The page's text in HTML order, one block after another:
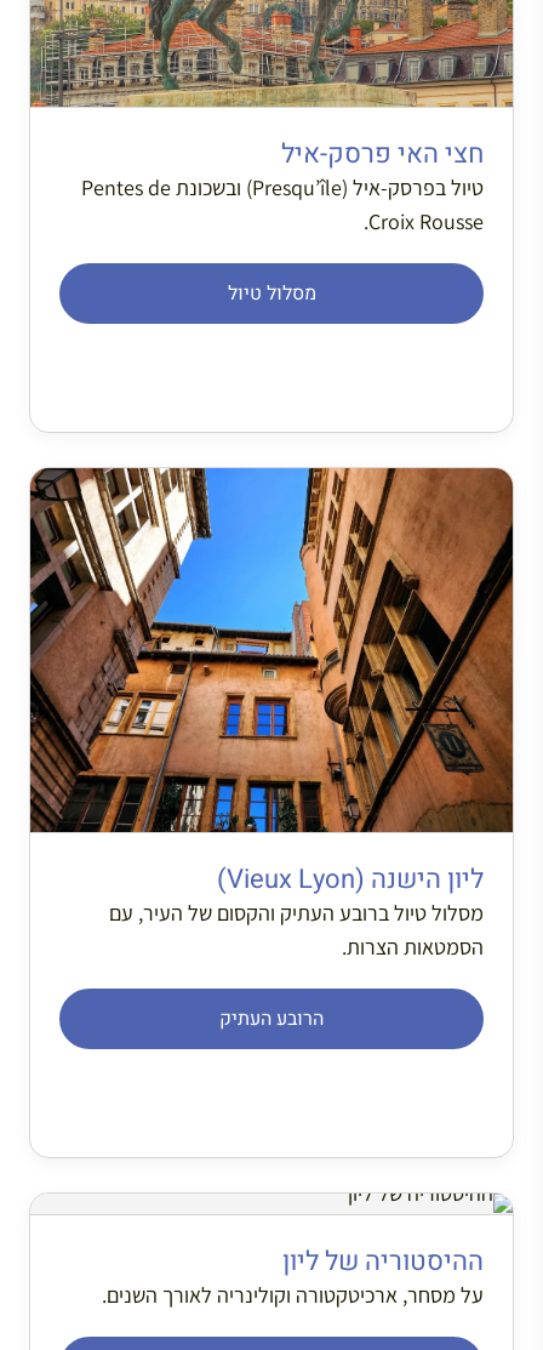
חצי האי פרסק-איל
טיול בפרסק-איל (Presqu’île) ובשכונת Pentes de
Croix Rousse.
מסלול טיול
ליון הישנה (Vieux Lyon)
מסלול טיול ברובע העתיק והקסום של העיר, עם
הסמטאות הצרות.
הרובע העתיק
ההיסטוריה של ליון
על מסחר, ארכיטקטורה וקולינריה לאורך השנים.